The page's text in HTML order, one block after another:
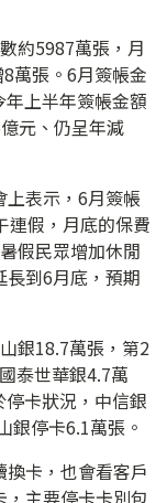
約5987萬張，月
萬張。6月簽帳金
上半年簽帳金額
元、仍呈年減
上表示，6月簽帳
連假，月底的保費
假民眾增加休閒
到6月底，預期
銀18.7萬張，第2
泰世華銀4.7萬
卡狀況，中信銀
銀停卡6.1萬張。
卡，也會看客戶